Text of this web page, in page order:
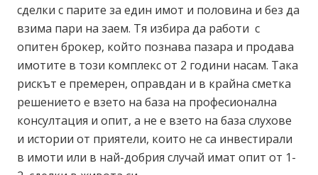
сделки с парите за един имот и половина и без да
взима пари на заем. Тя избира да работи с
опитен брокер, който познава пазара и продава
имотите в този комплекс от 2 години насам. Така
рискът е премерен, оправдан и в крайна сметка
решението е взето на база на професионална
консултация и опит, а не е взето на база слухове
и истории от приятели, които не са инвестирали
в имоти или в най-добрия случай имат опит от 1-